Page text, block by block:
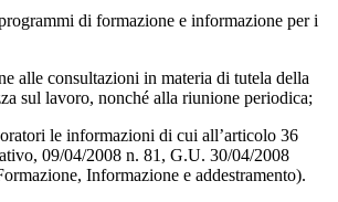
di formazione e informazione per i
alle consultazioni in materia di tutela della
sul lavoro, nonché alla riunione periodica;
le informazioni di cui all’articolo 36
09/04/2008 n. 81, G.U. 30/04/2008
Informazione e addestramento).